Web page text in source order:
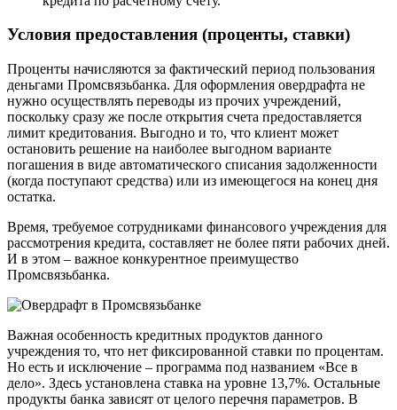
Условия предоставления (проценты, ставки)
Проценты начисляются за фактический период пользования
деньгами Промсвязьбанка. Для оформления овердрафта не
нужно осуществлять переводы из прочих учреждений,
поскольку сразу же после открытия счета предоставляется
лимит кредитования. Выгодно и то, что клиент может
остановить решение на наиболее выгодном варианте
погашения в виде автоматического списания задолженности
(когда поступают средства) или из имеющегося на конец дня
остатка.
Время, требуемое сотрудниками финансового учреждения для
рассмотрения кредита, составляет не более пяти рабочих дней.
И в этом – важное конкурентное преимущество
Промсвязьбанка.
Важная особенность кредитных продуктов данного
учреждения то, что нет фиксированной ставки по процентам.
Но есть и исключение – программа под названием «Все в
дело». Здесь установлена ставка на уровне 13,7%. Остальные
продукты банка зависят от целого перечня параметров. В